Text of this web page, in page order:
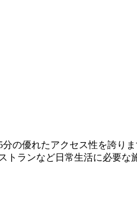
の優れたアクセス性を誇
ランなど日常生活に必要